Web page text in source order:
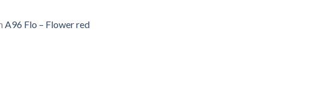
A96 Flo – Flower red